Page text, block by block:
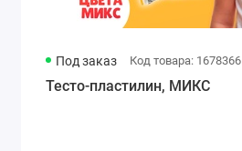
Под заказ Код товара: 1678366
Тесто-пластилин, МИКС